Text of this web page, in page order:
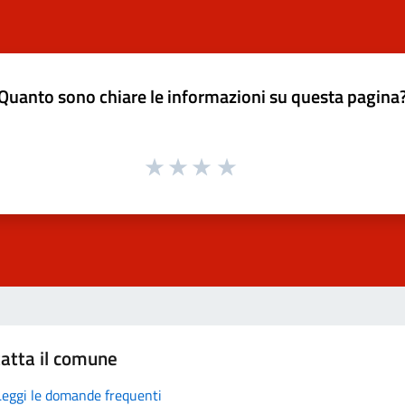
sono chiare le informazioni su questa
il comune
le domande frequenti